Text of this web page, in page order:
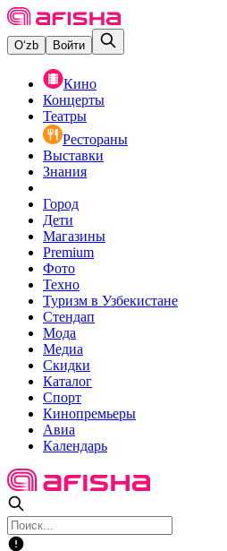
O‘zb Войти
Кино
Концерты
Театры
Рестораны
Выставки
Знания
Город
Дети
Магазины
Premium
Фото
Техно
Туризм в Узбекистане
Стендап
Мода
Медиа
Скидки
Каталог
Спорт
Кинопремьеры
Авиа
Календарь